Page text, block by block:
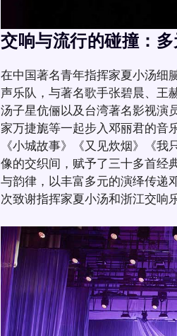
交响与流行的碰撞：
在中国著名青年指挥家夏小汤细
声乐队，与著名歌手张碧晨、王
汤子星伉俪以及台湾著名影视演
家万捷旎等一起步入邓丽君的音
《小城故事》《又见炊烟》《
像的交织间，赋予了三十多首经
与韵律，以丰富多元的演绎传递
次致谢指挥家夏小汤和浙江交响